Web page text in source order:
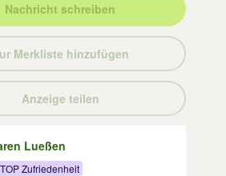
Nachricht schreiben
Merkliste hinzufügen
Anzeige teilen
Lueßen
TOP Zufriedenheit